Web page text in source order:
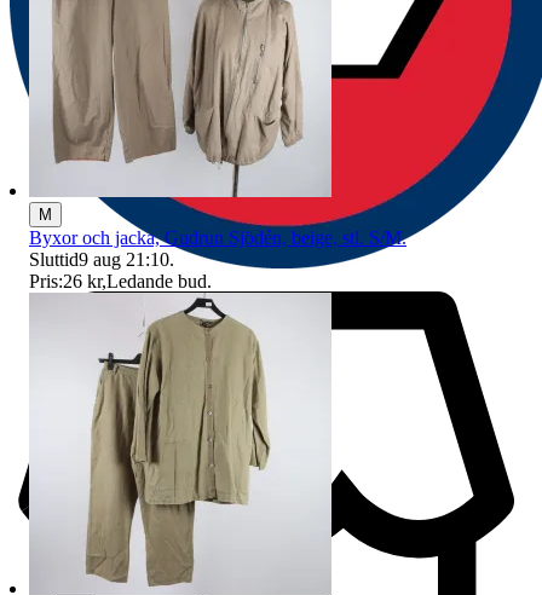
M
Byxor och jacka, Gudrun Sjödén, beige, stl. S/M.
Sluttid9 aug 21:10.
Pris:26 kr,Ledande bud.